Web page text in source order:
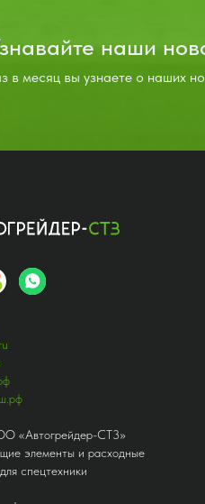
наши
в месяц вы узнаете о наших
«Автогрейдер-СТ3»
элементы и расходные
спецтехники